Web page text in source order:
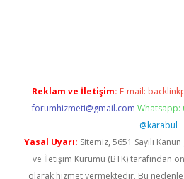
Reklam ve İletişim: E-mail:
forumhizmeti@gmail.com Whatsapp:
@karabul
Yasal Uyarı: Sitemiz, 5651 Sayılı
ve İletişim Kurumu (BTK) tarafından
olarak hizmet vermektedir. Bu